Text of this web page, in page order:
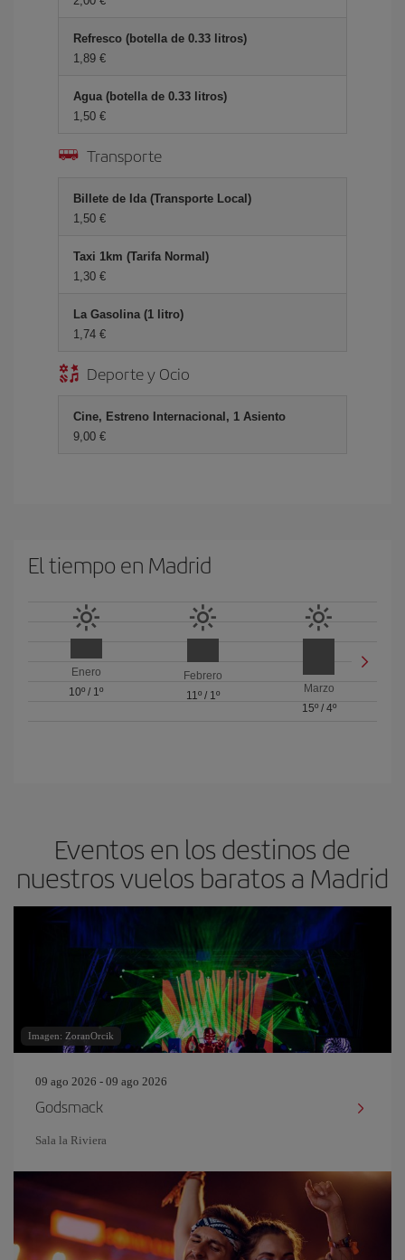
Refresco (botella de 0.33 litros)
1,89 €
Agua (botella de 0.33 litros)
1,50 €
Transporte
Billete de Ida (Transporte Local)
1,50 €
Taxi 1km (Tarifa Normal)
1,30 €
La Gasolina (1 litro)
1,74 €
Deporte y Ocio
Cine, Estreno Internacional, 1 Asiento
9,00 €
El tiempo en Madrid
Enero
10º / 1º
Febrero
11º/ 1º
Marzo
15º/ 4º
Eventos en los destinos de
nuestros vuelos baratos a Madrid
Imagen: ZoranOrcik
09 ago 2026 - 09 ago 2026
Godsmack
Sala la Riviera